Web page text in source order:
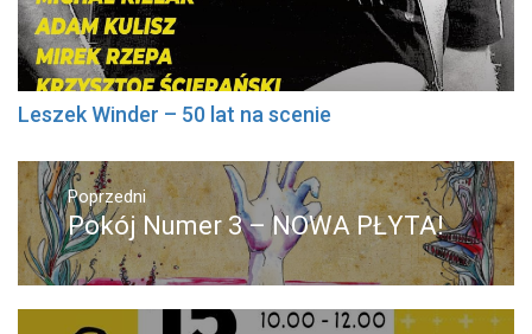
Leszek Winder – 50 lat na scenie
Nawigacja
wpisuPoprzedni
Poprzedni
wpis:
Pokój Numer 3 – NOWA PŁYTA!